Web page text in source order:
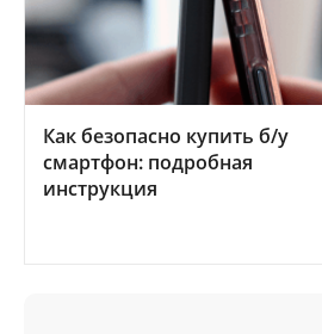
Как безопасно купить б/у
смартфон: подробная
инструкция